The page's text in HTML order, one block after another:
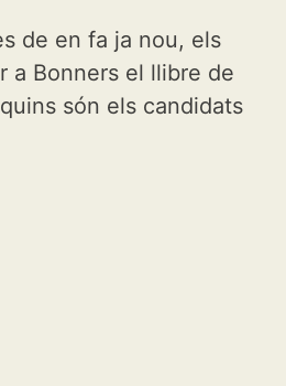
de en fa ja nou, els
a Bonners el llibre de
són els candidats